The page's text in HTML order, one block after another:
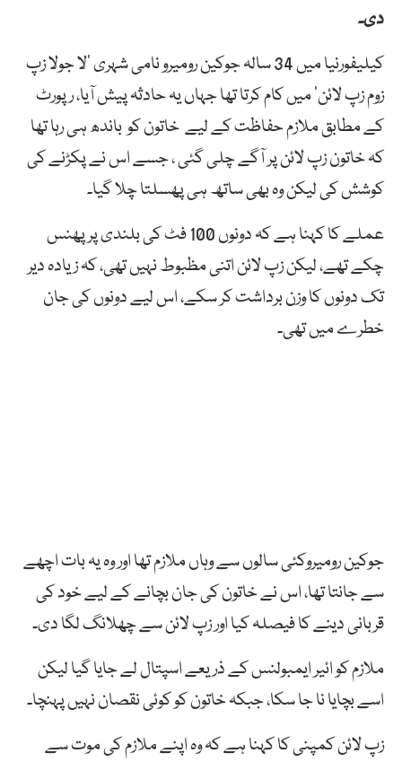
دی۔
کیلیفورنیا میں 34 سالہ جوکین رومیرو نامی شہری ‘لا جولا زپ
زوم زپ لائن’ میں کام کرتا تھا جہاں یہ حادثہ پیش آیا، رپورٹ
کے مطابق ملازم حفاظت کے لیے خاتون کو باندھ ہی رہا تھا
کہ خاتون زپ لائن پر آگے چلی گئی ، جسے اس نے پکڑنے کی
کوشش کی لیکن وہ بھی ساتھ ہی پھسلتا چلا گیا۔
عملے کا کہنا ہے کہ دونوں 100 فٹ کی بلندی پر پھنس
چکے تھے، لیکن زپ لائن اتنی مظبوط نہیں تھی، کہ زیادہ دیر
تک دونوں کا وزن برداشت کر سکے، اس لیے دونوں کی جان
خطرے میں تھی۔
جوکین رومیروکئی سالوں سے وہاں ملازم تھا اور وہ یہ بات اچھے
سے جانتا تھا، اس نے خاتون کی جان بچانے کے لیے خود کی
قربانی دینے کا فیصلہ کیا اور زپ لائن سے چھلانگ لگا دی۔
ملازم کو ائیر ایمبولنس کے ذریعے اسپتال لے جایا گیا لیکن
اسے بچایا نا جا سکا، جبکہ خاتون کو کوئی نقصان نہیں پہنچا۔
زپ لائن کمپنی کا کہنا ہے کہ وہ اپنے ملازم کی موت سے